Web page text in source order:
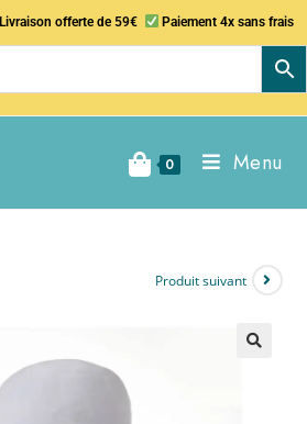
Livraison offerte de 59€ Paiement 4x sans frais
0 Menu
Produit suivant